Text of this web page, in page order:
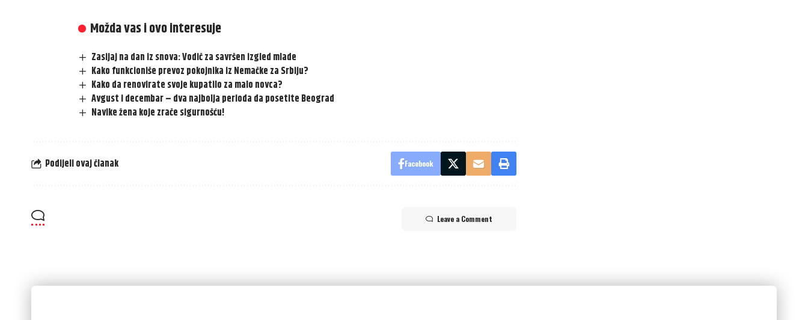
Možda vas i ovo interesuje
Zasijaj na dan iz snova: Vodič za savršen izgled mlade
Kako funkcioniše prevoz pokojnika iz Nemačke za Srbiju?
Kako da renovirate svoje kupatilo za malo novca?
Avgust i decembar – dva najbolja perioda da posetite Beograd
Navike žena koje zrače sigurnošću!
Podijeli ovaj članak Facebook
Leave a Comment